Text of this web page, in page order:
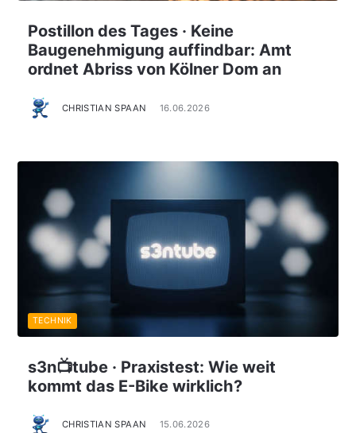
Postillon des Tages · Keine
Baugenehmigung auffindbar: Amt
ordnet Abriss von Kölner Dom an
CHRISTIAN SPAAN 16.06.2026
s3n📺tube · Praxistest: Wie weit
kommt das E-Bike wirklich?
CHRISTIAN SPAAN 15.06.2026
TECHNIK